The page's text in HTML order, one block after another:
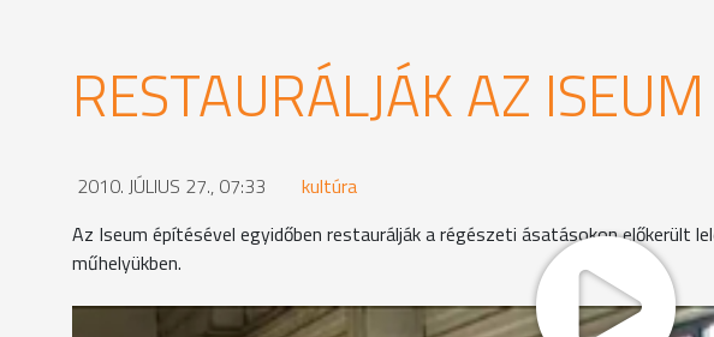
RESTAURÁLJÁK AZ
2010. JÚLIUS 27., 07:33
kultúra
Az Iseum építésével egyidőben restaurálják a régészeti ásatásokon előkerült
műhelyükben.